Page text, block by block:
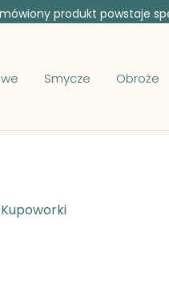
produkt powstaje
Smycze Obroże